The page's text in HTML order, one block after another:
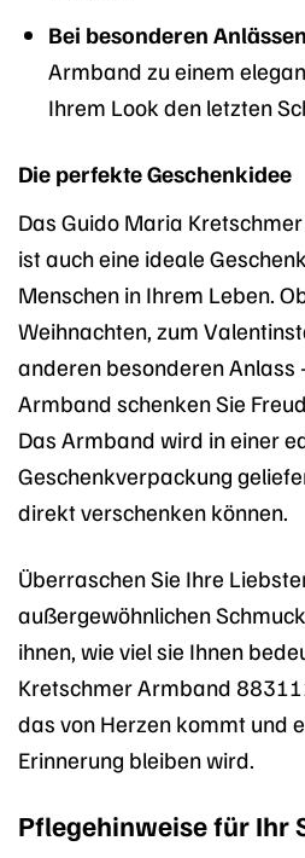
Bei besonderen
Armband zu einem
Ihrem Look den letzten
Die perfekte Geschenkidee
Das Guido Maria
ist auch eine ideale
Menschen in Ihrem Leben.
Weihnachten, zum
anderen besonderen Anlass
Armband schenken Sie
Das Armband wird in einer
Geschenkverpackung
direkt verschenken können.
Überraschen Sie Ihre
außergewöhnlichen
ihnen, wie viel sie Ihnen
Kretschmer Armband
das von Herzen kommt und
Erinnerung bleiben wird.
Pflegehinweise für Ihr